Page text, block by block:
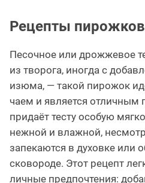
Рецепты
Песочное или дрожжевое
из творога, иногда с
изюма, — такой пирожок
чаем и является отличным
придаёт тесту особую
нежной и влажной,
запекаются в духовке или
сковороде. Этот рецепт
личные предпочтения: